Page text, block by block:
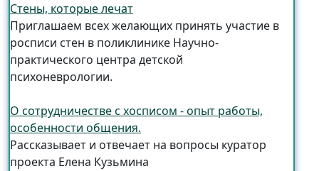
Стены, которые лечат
Приглашаем всех желающих принять участие в
росписи стен в поликлинике Научно-
практического центра детской
психоневрологии.
О сотрудничестве с хосписом - опыт работы,
особенности общения.
Рассказывает и отвечает на вопросы куратор
проекта Елена Кузьмина